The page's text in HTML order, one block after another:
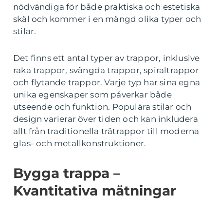
nödvändiga för både praktiska och estetiska
skäl och kommer i en mängd olika typer och
stilar.
Det finns ett antal typer av trappor, inklusive
raka trappor, svängda trappor, spiraltrappor
och flytande trappor. Varje typ har sina egna
unika egenskaper som påverkar både
utseende och funktion. Populära stilar och
design varierar över tiden och kan inkludera
allt från traditionella trätrappor till moderna
glas- och metallkonstruktioner.
Bygga trappa –
Kvantitativa mätningar